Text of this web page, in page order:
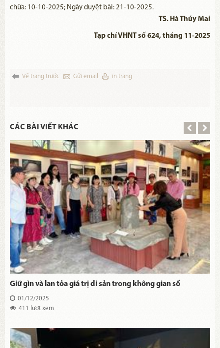
chữa: 10-10-2025; Ngày duyệt bài: 21-10-2025.
TS. Hà Thúy Mai
Tạp chí VHNT số 624, tháng 11-2025
Về trang trước Gửi email in trang
CÁC BÀI VIẾT KHÁC
Giữ gìn và lan tỏa giá trị di sản trong không gian số
01/12/2025
411 lượt xem